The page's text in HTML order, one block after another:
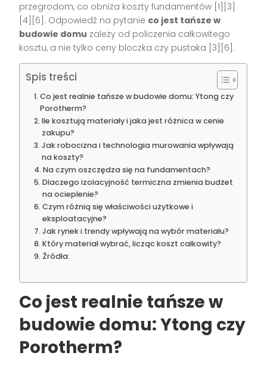
przegrodom, co obniża koszty fundamentów [1][3]
[4][6]. Odpowiedź na pytanie co jest tańsze w
budowie domu zależy od policzenia całkowitego
kosztu, a nie tylko ceny bloczka czy pustaka [3][6].
Spis treści
Co jest realnie tańsze w budowie domu: Ytong czy
Porotherm?
Ile kosztują materiały i jaka jest różnica w cenie
zakupu?
Jak robocizna i technologia murowania wpływają
na koszty?
Na czym oszczędza się na fundamentach?
Dlaczego izolacyjność termiczna zmienia budżet
na ocieplenie?
Czym różnią się właściwości użytkowe i
eksploatacyjne?
Jak rynek i trendy wpływają na wybór materiału?
Który materiał wybrać, licząc koszt całkowity?
Źródła:
Co jest realnie tańsze w
budowie domu: Ytong czy
Porotherm?